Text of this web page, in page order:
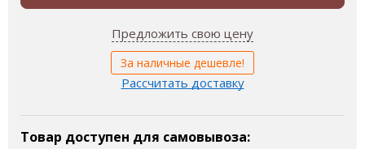
Предложить свою цену
За наличные дешевле!
Рассчитать доставку
Товар доступен для самовывоза: